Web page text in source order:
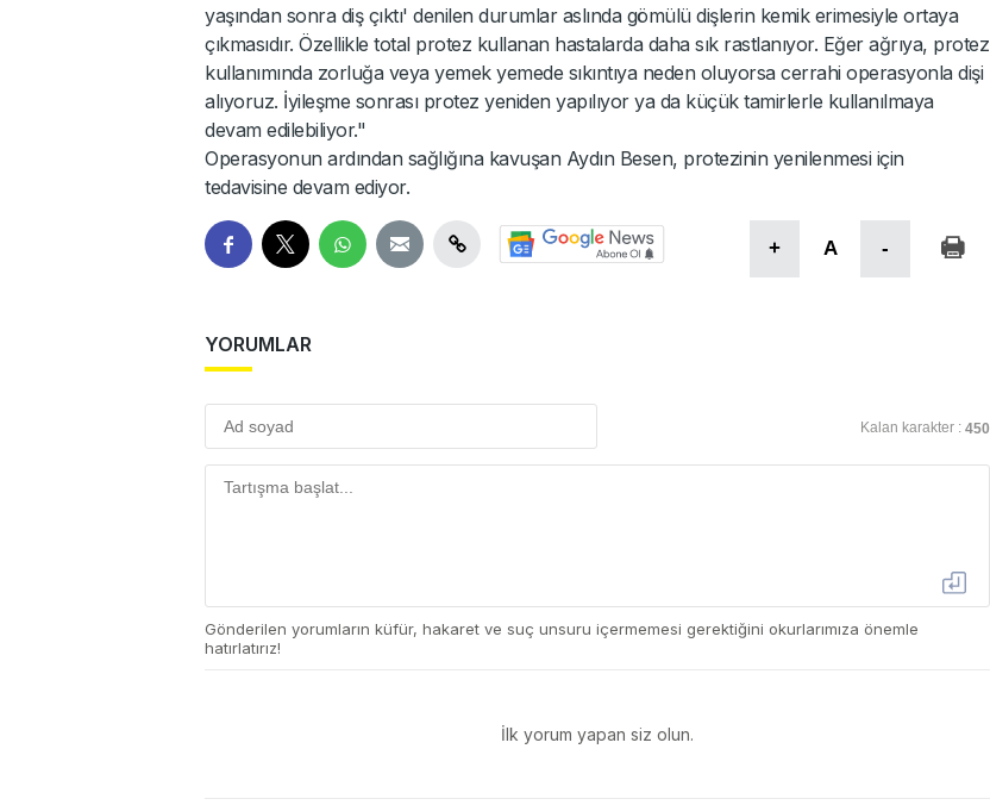
yaşından sonra diş çıktı' denilen durumlar aslında gömülü dişlerin kemik erimesiyle ortaya
çıkmasıdır. Özellikle total protez kullanan hastalarda daha sık rastlanıyor. Eğer ağrıya, protez
kullanımında zorluğa veya yemek yemede sıkıntıya neden oluyorsa cerrahi operasyonla dişi
alıyoruz. İyileşme sonrası protez yeniden yapılıyor ya da küçük tamirlerle kullanılmaya
devam edilebiliyor."
Operasyonun ardından sağlığına kavuşan Aydın Besen, protezinin yenilenmesi için
tedavisine devam ediyor.
+ A -
YORUMLAR
Kalan karakter : 450
Gönderilen yorumların küfür, hakaret ve suç unsuru içermemesi gerektiğini okurlarımıza önemle
hatırlatırız!
İlk yorum yapan siz olun.